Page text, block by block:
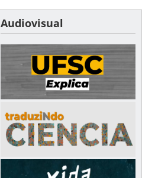
Audiovisual